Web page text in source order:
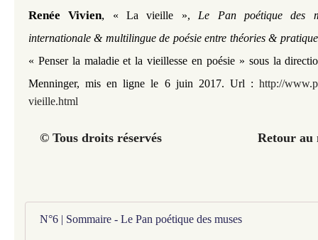
Renée Vivien, « La vieille », Le Pan poétique des
internationale & multilingue de poésie entre théories &
« Penser la maladie et la vieillesse en poésie » sous la
Menninger, mis en ligne le 6 juin 2017. Url : http://
vieille.html
© Tous droits réservés Retour au
N°6 | Sommaire - Le Pan poétique des muses